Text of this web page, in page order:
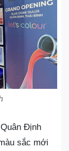
Định
sắc mới